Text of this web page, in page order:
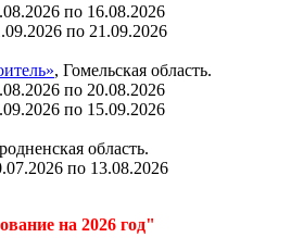
по 16.08.2026
по 21.09.2026
, Гомельская область.
по 20.08.2026
по 15.09.2026
область.
по 13.08.2026
на 2026 год"